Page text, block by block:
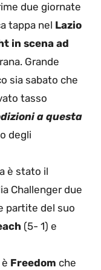
due giornate
tappa nel Lazio
in scena ad
Grande
sia sabato che
tasso
a questa
degli
è stato il
Challenger due
partite del suo
(5- 1) e
Freedom che